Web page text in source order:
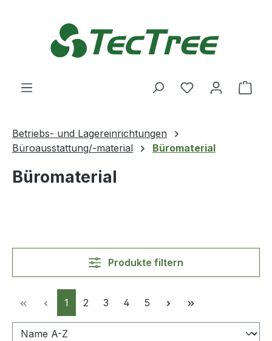
Du hast 0
Betriebs- und Lagereinrichtungen
Büroausstattung/-material
Büromaterial
Büromaterial
Produkte filtern
Seite
1 Seite
2 Seite
3 Seite
4 Seite
5